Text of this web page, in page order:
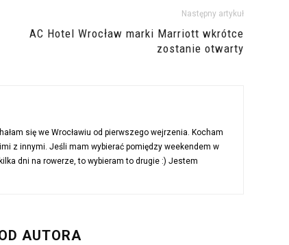
Następny artykuł
AC Hotel Wrocław marki Marriott wkrótce
zostanie otwarty
się we Wrocławiu od pierwszego wejrzenia. Kocham
z innymi. Jeśli mam wybierać pomiędzy weekendem w
dni na rowerze, to wybieram to drugie :) Jestem
AUTORA